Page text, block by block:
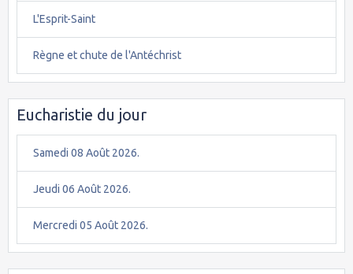
L'Esprit-Saint
Règne et chute de l'Antéchrist
Eucharistie du jour
Samedi 08 Août 2026.
Jeudi 06 Août 2026.
Mercredi 05 Août 2026.